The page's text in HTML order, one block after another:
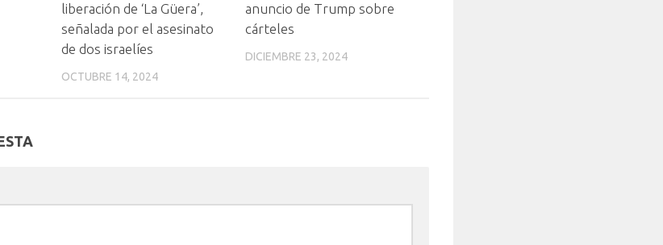
liberación de ‘La Güera’,
señalada por el asesinato
de dos israelíes
OCTUBRE 14, 2024
anuncio de Trump sobre
cárteles
DICIEMBRE 23, 2024